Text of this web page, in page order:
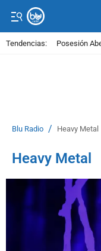
Tendencias: Posesión
Blu Radio / Heavy Metal
Heavy Metal